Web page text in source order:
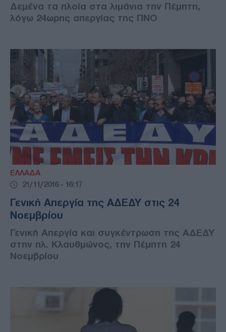
Δεμένα τα πλοία στα λιμάνια την Πέμπτη,
λόγω 24ωρης απεργίας της ΠΝΟ
ΕΛΛΑΔΑ
21/11/2016 - 16:17
Γενική Απεργία της ΑΔΕΔΥ στις 24
Νοεμβρίου
Γενική Απεργία και συγκέντρωση της ΑΔΕΔΥ
στην πλ. Κλαυθμώνος, την Πέμπτη 24
Νοεμβρίου